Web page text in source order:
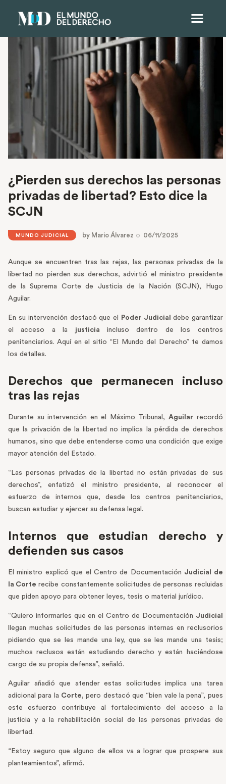
¿Pierden sus derechos las personas
privadas de libertad? Esto dice la
SCJN
MUNDO JUDICIAL by Mario Álvarez 06/11/2025
Aunque se encuentren tras las rejas, las personas privadas de la
libertad no pierden sus derechos, advirtió el ministro presidente
de la Suprema Corte de Justicia de la Nación (SCJN), Hugo
Aguilar.
En su intervención destacó que el Poder Judicial debe garantizar
el acceso a la justicia incluso dentro de los centros
penitenciarios. Aquí en el sitio “El Mundo del Derecho” te damos
los detalles.
Derechos que permanecen incluso
tras las rejas
Durante su intervención en el Máximo Tribunal,Aguilar recordó
que la privación de la libertad no implica la pérdida de derechos
humanos, sino que debe entenderse como una condición que exige
mayor atención del Estado.
“Las personas privadas de la libertad no están privadas de sus
derechos”, enfatizó el ministro presidente, al reconocer el
esfuerzo de internos que, desde los centros penitenciarios,
buscan estudiar y ejercer su defensa legal.
Internos que estudian derecho y
defienden sus casos
El ministro explicó que el Centro de Documentación Judicial de
la Corte recibe constantemente solicitudes de personas recluidas
que piden apoyo para obtener leyes, tesis o material jurídico.
“Quiero informarles que en el Centro de Documentación Judicial
llegan muchas solicitudes de las personas internas en reclusorios
pidiendo que se les mande una ley, que se les mande una tesis;
muchos reclusos están estudiando derecho y están haciéndose
cargo de su propia defensa”, señaló.
Aguilar añadió que atender estas solicitudes implica una tarea
adicional para la Corte, pero destacó que “bien vale la pena”, pues
este esfuerzo contribuye al fortalecimiento del acceso a la
justicia y a la rehabilitación social de las personas privadas de
libertad.
“Estoy seguro que alguno de ellos va a lograr que prospere sus
planteamientos”, afirmó.